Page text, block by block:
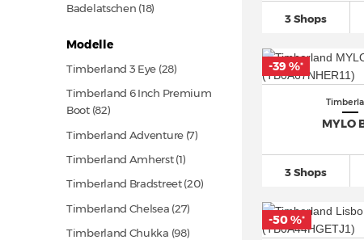
Badelatschen (18)
Modelle
Timberland 3 Eye (28)
Timberland 6 Inch Premium
Boot(82)
Timberland Adventure (7)
Timberland Amherst (1)
Timberland Bradstreet(20)
Timberland Chelsea (27)
Timberland Chukka (98)
3 Shops
MYLO
3 Shops
-39 %*
-50 %*